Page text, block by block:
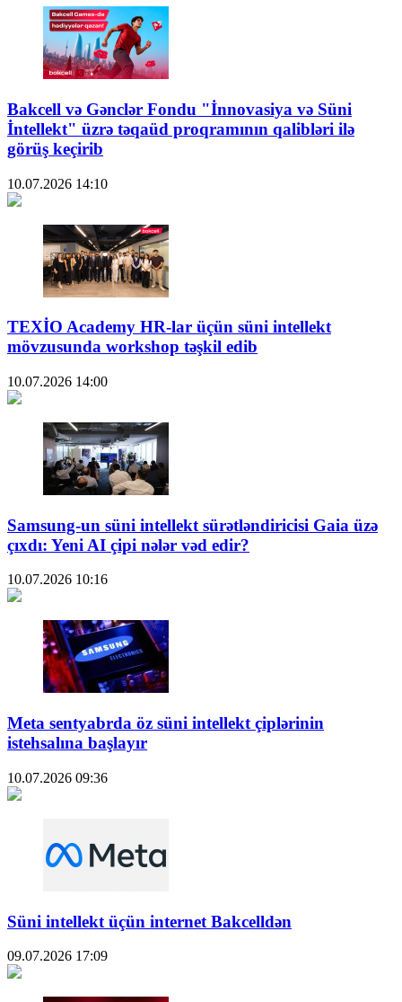
Bakcell və Gənclər Fondu "İnnovasiya və Süni
İntellekt" üzrə təqaüd proqramının qalibləri ilə
görüş keçirib
10.07.2026 14:10
TEXİO Academy HR-lar üçün süni intellekt
mövzusunda workshop təşkil edib
10.07.2026 14:00
Samsung-un süni intellekt sürətləndiricisi Gaia üzə
çıxdı: Yeni AI çipi nələr vəd edir?
10.07.2026 10:16
Meta sentyabrda öz süni intellekt çiplərinin
istehsalına başlayır
10.07.2026 09:36
Süni intellekt üçün internet Bakcelldən
09.07.2026 17:09